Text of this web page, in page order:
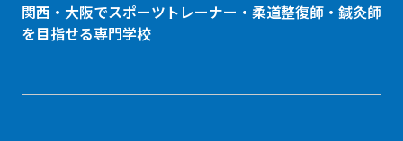
関西・大阪でスポーツトレーナー・ 柔道整復師 ・鍼灸師
を目指せる専門学校